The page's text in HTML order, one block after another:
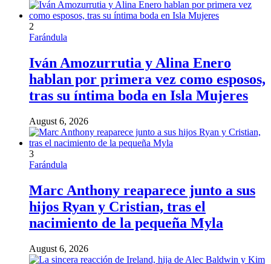
2
Farándula
Iván Amozurrutia y Alina Enero
hablan por primera vez como esposos,
tras su íntima boda en Isla Mujeres
August 6, 2026
3
Farándula
Marc Anthony reaparece junto a sus
hijos Ryan y Cristian, tras el
nacimiento de la pequeña Myla
August 6, 2026